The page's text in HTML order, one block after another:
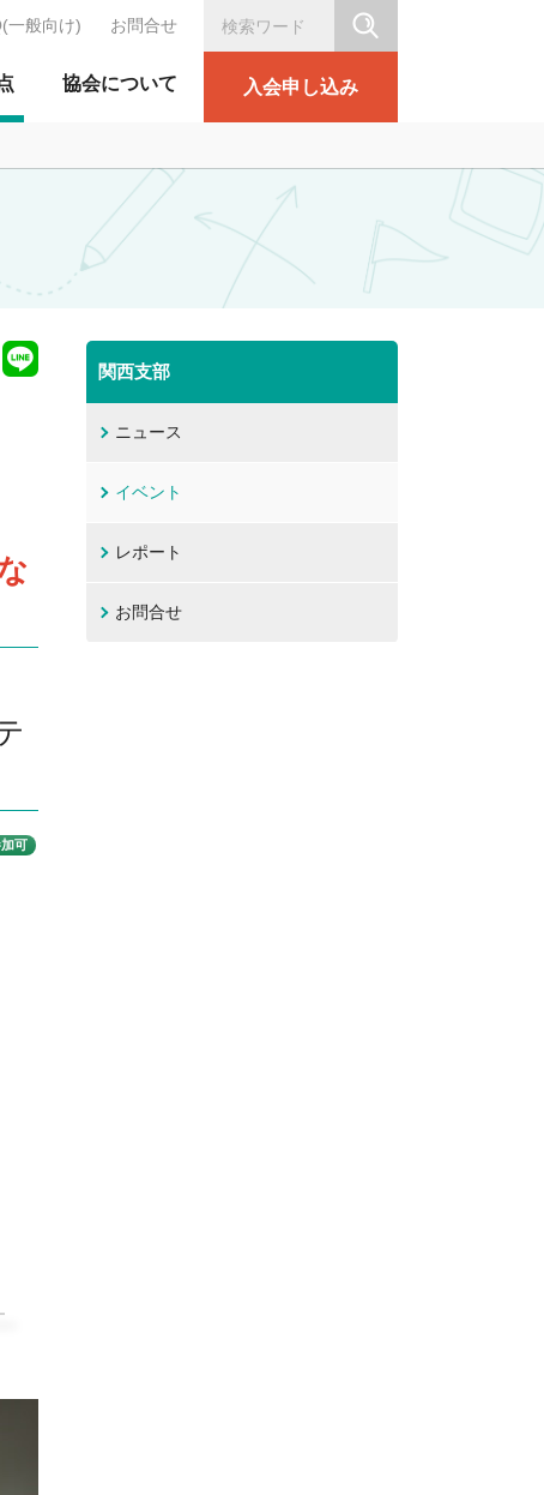
リテーション協会
協会について 入会申し込み
一般向け) お問合せ
可
関西支部
ニュース
イベント
レポート
お問合せ